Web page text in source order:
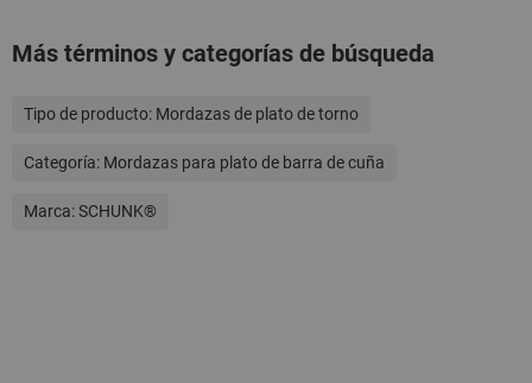
Más términos y categorías de búsqueda
Tipo de producto: Mordazas de plato de torno
Categoría: Mordazas para plato de barra de cuña
Marca:SCHUNK®